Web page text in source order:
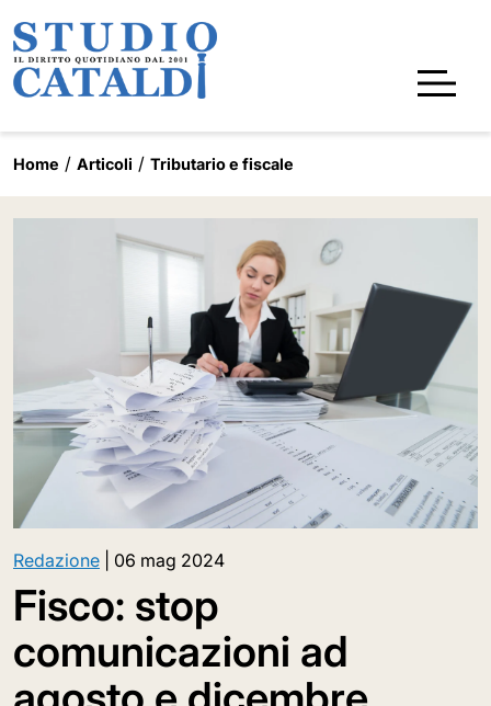
Home Articoli Tributario e fiscale
Redazione 06 mag 2024
Fisco: stop
comunicazioni ad